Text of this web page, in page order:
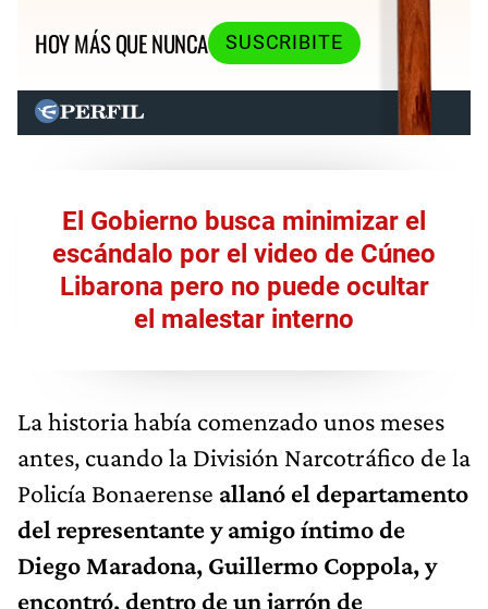
HOY MÁS QUE NUNCA
SUSCRIBITE
El Gobierno busca minimizar el
escándalo por el video de Cúneo
Libarona pero no puede ocultar
el malestar interno
La historia había comenzado unos meses
antes, cuando la División Narcotráfico de la
Policía Bonaerense allanó el departamento
del representante y amigo íntimo de
Diego Maradona, Guillermo Coppola, y
encontró, dentro de un jarrón de